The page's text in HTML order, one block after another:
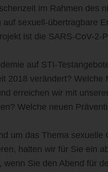
im Rahmen des
sexuell-übertragbare
ist die SARS-CoV-2-
auf STI-
2018 verändert? Welche
erreichen wir mit
Welche neuen
um das Thema sexuelle
halten wir für Sie ein
Sie den Abend für